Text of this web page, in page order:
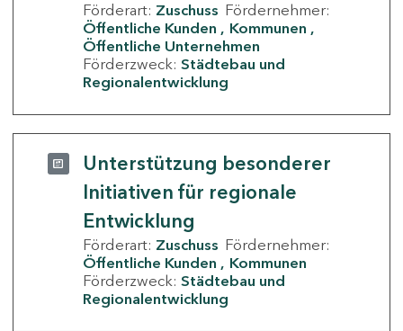
Förderart: Zuschuss Fördernehmer:
Öffentliche Kunden
Kommunen
Öffentliche Unternehmen
Förderzweck: Städtebau und
Regionalentwicklung
Unterstützung besonderer
Initiativen für regionale
Entwicklung
Förderart: Zuschuss Fördernehmer:
Öffentliche Kunden
Kommunen
Förderzweck: Städtebau und
Regionalentwicklung